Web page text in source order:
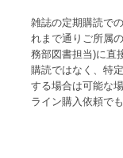
雑誌の定期購読で
れまで通りご所属
務部図書担当)に直
購読ではなく、特
する場合は可能な
ライン購入依頼で